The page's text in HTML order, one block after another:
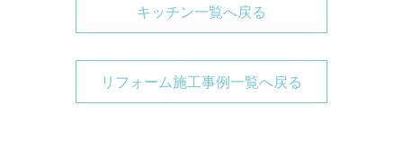
キッチン一覧へ戻る
リフォーム施工事例一覧へ戻る